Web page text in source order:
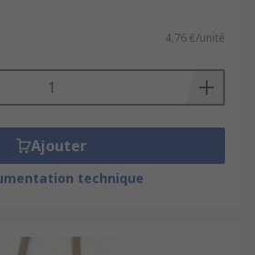
4,76 €/unité
Ajouter
technique